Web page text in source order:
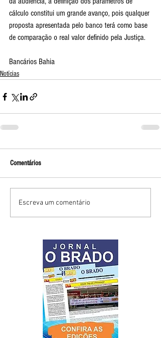
cálculo constitui um grande avanço, pois qualquer
proposta apresentada pelo banco terá como base
de comparação o real valor definido pela Justiça.
Bancários Bahia
Notícias
Comentários
Escreva um comentário